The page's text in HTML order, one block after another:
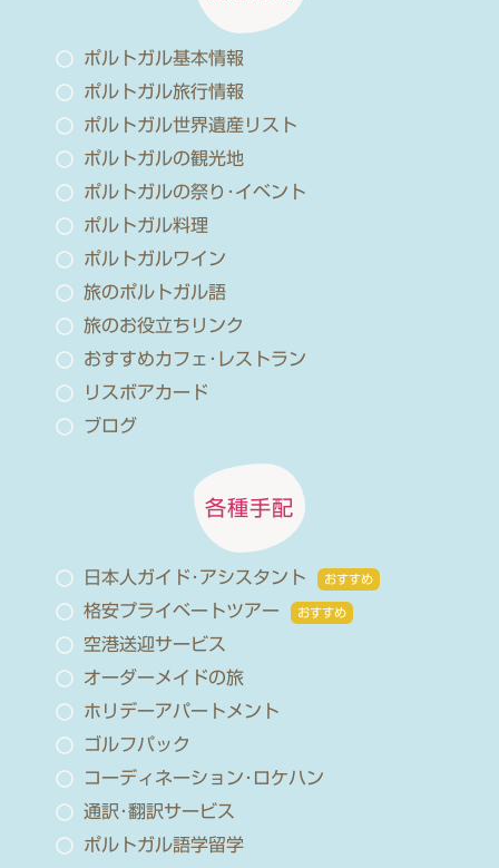
ポルトガル基本情報
ポルトガル旅行情報
ポルトガル世界遺産リスト
ポルトガルの観光地
ポルトガルの祭り･イベント
ポルトガル料理
ポルトガルワイン
旅のポルトガル語
旅のお役立ちリンク
おすすめカフェ･レストラン
リスボアカード
ブログ
各種手配
日本人ガイド･アシスタント おすすめ
格安プライベートツアー おすすめ
空港送迎サービス
オーダーメイドの旅
ホリデーアパートメント
ゴルフパック
コーディネーション･ロケハン
通訳･翻訳サービス
ポルトガル語学留学